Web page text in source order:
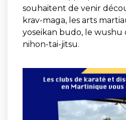
souhaitent de venir
krav-maga, les arts
yoseikan budo, le wushu
nihon-tai-jitsu.